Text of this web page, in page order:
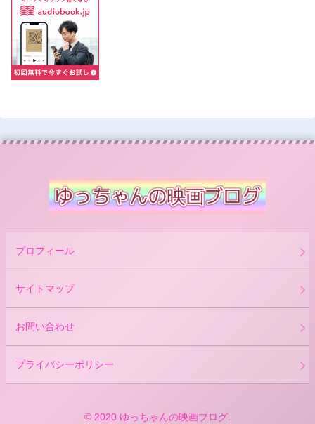
プロフィール
サイトマップ
お問い合わせ
プライバシーポリシー
© 2020 ゆっちゃんの映画ブログ.